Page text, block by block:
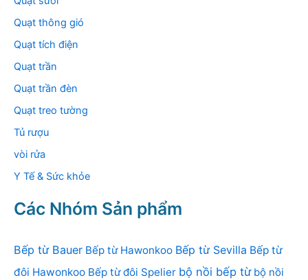
Quạt thông gió
Quạt tích điện
Quạt trần
Quạt trần đèn
Quạt treo tường
Tủ rượu
vòi rửa
Y Tế & Sức khỏe
Các Nhóm Sản phẩm
Bếp từ Bauer Bếp từ Hawonkoo Bếp từ Sevilla Bếp từ
đôi Hawonkoo Bếp từ đôi Spelier bộ nồi bếp từ bộ nồi